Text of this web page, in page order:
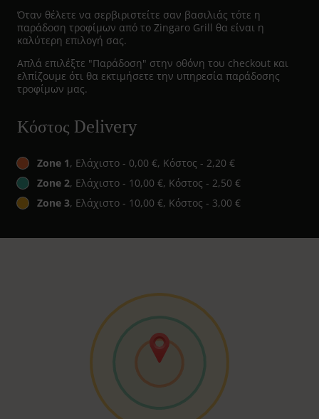
Όταν θέλετε να σερβιριστείτε σαν βασιλιάς τότε η
παράδοση τροφίμων από το Zingaro Grill θα είναι η
καλύτερη επιλογή σας.
Απλά επιλέξτε "Παράδοση" στην οθόνη του checkout και
ελπίζουμε ότι θα εκτιμήσετε την υπηρεσία παράδοσης
τροφίμων μας.
Κόστος Delivery
Zone 1, Ελάχιστο - 0,00 €, Κόστος - 2,20 €
Zone 2, Ελάχιστο - 10,00 €, Κόστος - 2,50 €
Zone 3, Ελάχιστο - 10,00 €, Κόστος - 3,00 €